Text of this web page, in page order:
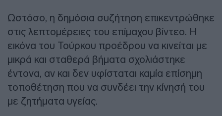
Ωστόσο, η δημόσια συζήτηση επικεντρώθηκε
στις λεπτομέρειες του επίμαχου βίντεο. Η
εικόνα του Τούρκου προέδρου να κινείται με
μικρά και σταθερά βήματα σχολιάστηκε
έντονα, αν και δεν υφίσταται καμία επίσημη
τοποθέτηση που να συνδέει την κίνησή του
με ζητήματα υγείας.